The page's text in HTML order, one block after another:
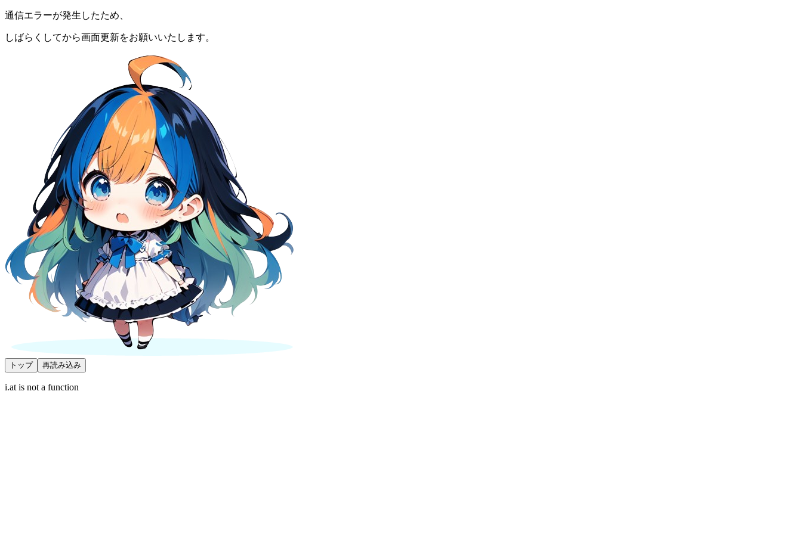
通信エラーが発生したため、
しばらくしてから画面更新をお願いいたします。
トップ 再読み込み
i.at is not a function